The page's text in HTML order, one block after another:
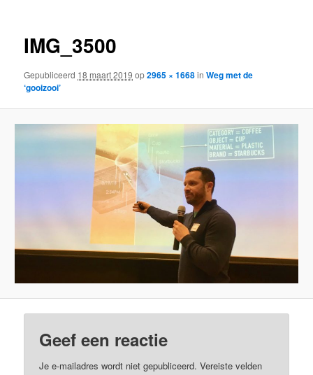
IMG_3500
Gepubliceerd 18 maart 2019 op2965 × 1668inWeg met de
‘gooizooi’
Geef een reactie
Je e-mailadres wordt niet gepubliceerd. Vereiste velden